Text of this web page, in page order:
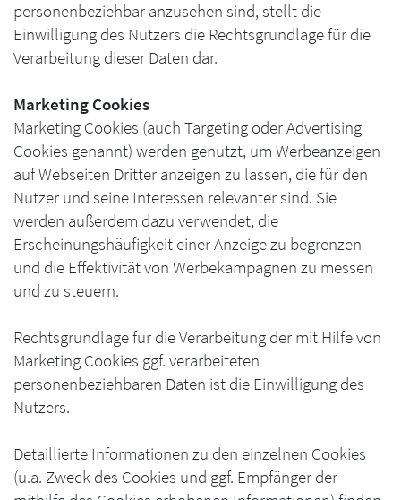
personenbeziehbar anzusehen sind, stellt die
Einwilligung des Nutzers die Rechtsgrundlage für die
Verarbeitung dieser Daten dar.
Marketing Cookies
Marketing Cookies (auch Targeting oder Advertising
Cookies genannt) werden genutzt, um Werbeanzeigen
auf Webseiten Dritter anzeigen zu lassen, die für den
Nutzer und seine Interessen relevanter sind. Sie
werden außerdem dazu verwendet, die
Erscheinungshäufigkeit einer Anzeige zu begrenzen
und die Effektivität von Werbekampagnen zu messen
und zu steuern.
Rechtsgrundlage für die Verarbeitung der mit Hilfe von
Marketing Cookies ggf. verarbeiteten
personenbeziehbaren Daten ist die Einwilligung des
Nutzers.
Detaillierte Informationen zu den einzelnen Cookies
(u.a. Zweck des Cookies und ggf. Empfänger der